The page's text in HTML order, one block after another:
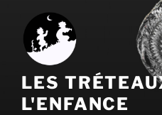
contenu
principal
LES
L'ENFANCE